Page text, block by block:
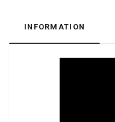
INFORMATION